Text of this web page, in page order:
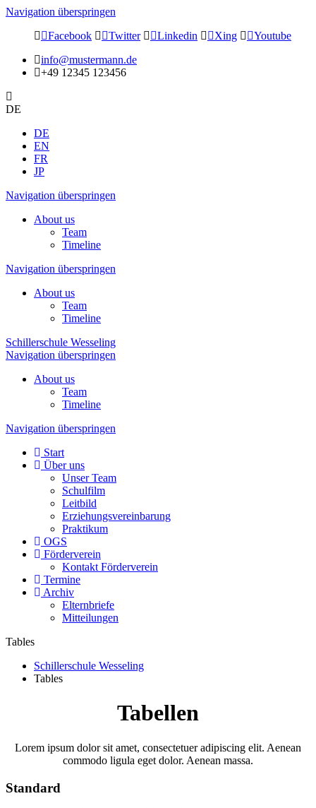
Navigation überspringen
Facebook
Twitter Linkedin Xing
Youtube
info@mustermann.de
+49 12345 123456
DE
DE
EN
FR
JP
Navigation überspringen
About us
Team
Timeline
Navigation überspringen
About us
Team
Timeline
Schillerschule Wesseling
Navigation überspringen
About us
Team
Timeline
Navigation überspringen
Start
Über uns
Unser Team
Schulfilm
Leitbild
Erziehungsvereinbarung
Praktikum
OGS
Förderverein
Kontakt Förderverein
Termine
Archiv
Elternbriefe
Mitteilungen
Tables
Schillerschule Wesseling
Tables
Tabellen
Lorem ipsum dolor sit amet, consectetuer adipiscing elit. Aenean
commodo ligula eget dolor. Aenean massa.
Standard